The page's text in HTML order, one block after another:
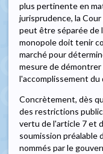
plus pertinente en
jurisprudence, la
peut être séparée de
monopole doit tenir
marché pour
mesure de
l'accomplissement du
Concrètement, dès
des restrictions
vertu de l'article 7 et
soumission préalable
nommés par le